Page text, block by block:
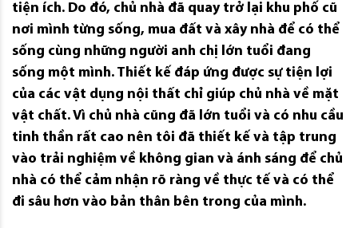
tiện ích. Do đó, chủ nhà đã quay trở lại khu phố cũ
nơi mình từng sống, mua đất và xây nhà để có thể
sống cùng những người anh chị lớn tuổi đang
sống một mình. Thiết kế đáp ứng được sự tiện lợi
của các vật dụng nội thất chỉ giúp chủ nhà về mặt
vật chất. Vì chủ nhà cũng đã lớn tuổi và có nhu cầu
tinh thần rất cao nên tôi đã thiết kế và tập trung
vào trải nghiệm về không gian và ánh sáng để chủ
nhà có thể cảm nhận rõ ràng về thực tế và có thể
đi sâu hơn vào bản thân bên trong của mình.